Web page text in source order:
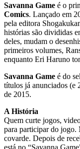
Savanna Game é o
Comics. Lançado em
pela editora
histórias são divididas
deles, mudam o
primeiros volumes,
enquanto Eri Haruno
Savanna Game é do
títulos já anunciados (e
de 2015.
A História
Quem curte jogos,
para participar do jogo.
covarde. Depois de
está no “Savanna